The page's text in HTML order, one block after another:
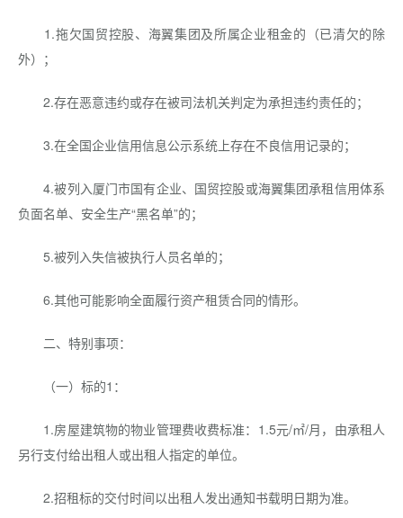
1.拖欠国贸控股、海翼集团及所属企业租金的（已清欠的除
外）；
2.存在恶意违约或存在被司法机关判定为承担违约责任的；
3.在全国企业信用信息公示系统上存在不良信用记录的；
4.被列入厦门市国有企业、国贸控股或海翼集团承租信用体系
负面名单、安全生产“黑名单”的；
5.被列入失信被执行人员名单的；
6.其他可能影响全面履行资产租赁合同的情形。
二、特别事项：
（一）标的1：
1.房屋建筑物的物业管理费收费标准：1.5元/㎡/月，由承租人
另行支付给出租人或出租人指定的单位。
2.招租标的交付时间以出租人发出通知书载明日期为准。